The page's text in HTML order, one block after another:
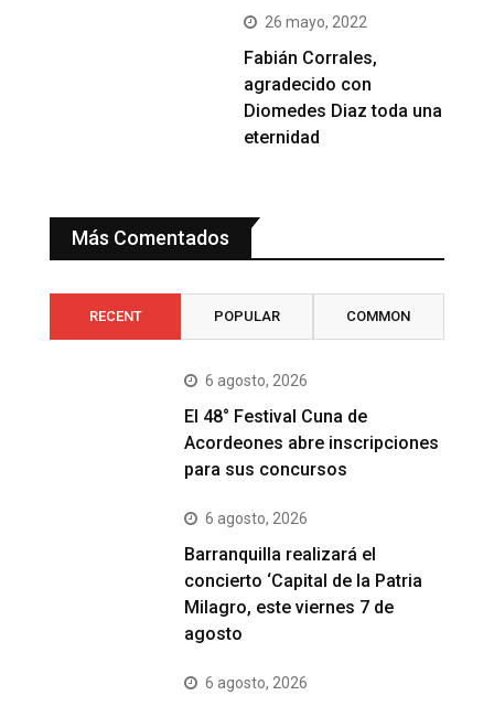
26 mayo, 2022
Fabián Corrales,
agradecido con
Diomedes Diaz toda una
eternidad
Más Comentados
RECENT POPULAR COMMON
6 agosto, 2026
El 48° Festival Cuna de
Acordeones abre inscripciones
para sus concursos
6 agosto, 2026
Barranquilla realizará el
concierto ‘Capital de la Patria
Milagro, este viernes 7 de
agosto
6 agosto, 2026